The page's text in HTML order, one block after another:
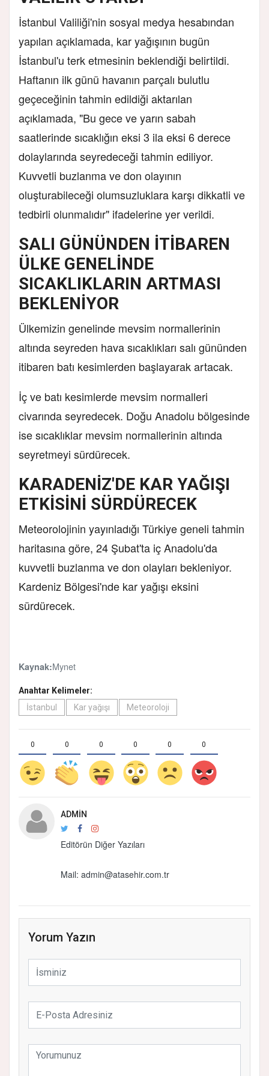
İstanbul Valiliği'nin sosyal medya hesabından
yapılan açıklamada, kar yağışının bugün
İstanbul'u terk etmesinin beklendiği belirtildi.
Haftanın ilk günü havanın parçalı bulutlu
geçeceğinin tahmin edildiği aktarılan
açıklamada, "Bu gece ve yarın sabah
saatlerinde sıcaklığın eksi 3 ila eksi 6 derece
dolaylarında seyredeceği tahmin ediliyor.
Kuvvetli buzlanma ve don olayının
oluşturabileceği olumsuzluklara karşı dikkatli ve
tedbirli olunmalıdır" ifadelerine yer verildi.
SALI GÜNÜNDEN İTİBAREN
ÜLKE GENELİNDE
SICAKLIKLARIN ARTMASI
BEKLENİYOR
Ülkemizin genelinde mevsim normallerinin
altında seyreden hava sıcaklıkları salı gününden
itibaren batı kesimlerden başlayarak artacak.
İç ve batı kesimlerde mevsim normalleri
civarında seyredecek. Doğu Anadolu bölgesinde
ise sıcaklıklar mevsim normallerinin altında
seyretmeyi sürdürecek.
KARADENİZ'DE KAR YAĞIŞI
ETKİSİNİ SÜRDÜRECEK
Meteorolojinin yayınladığı Türkiye geneli tahmin
haritasına göre, 24 Şubat'ta iç Anadolu'da
kuvvetli buzlanma ve don olayları bekleniyor.
Kardeniz Bölgesi'nde kar yağışı eksini
sürdürecek.
Kaynak:Mynet
Anahtar Kelimeler:
İstanbul
Kar yağışı Meteoroloji
0 0 0 0 0 0
ADMIN
Editörün Diğer Yazıları
Mail: admin@atasehir.com.tr
Yorum Yazın